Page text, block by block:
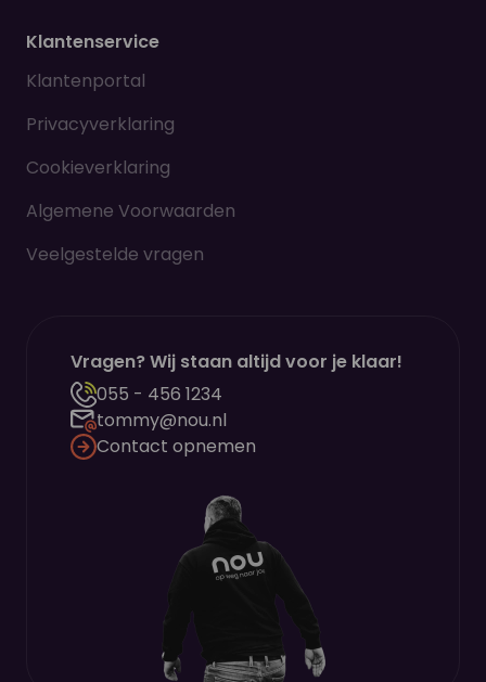
Klantenservice
Klantenportal
Privacyverklaring
Cookieverklaring
Algemene Voorwaarden
Veelgestelde vragen
Vragen? Wij staan altijd voor je klaar!
055 - 456 1234
tommy@nou.nl
Contact opnemen